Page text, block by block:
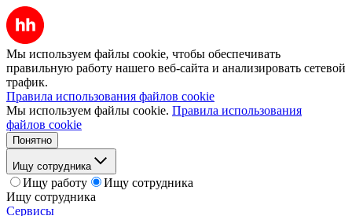
Мы используем файлы cookie, чтобы обеспечивать
правильную работу нашего веб-сайта и анализировать сетевой
трафик.
Правила использования файлов cookie
Мы используем файлы cookie. Правила использования
файлов cookie
Понятно
Ищу сотрудника
Ищу работу
Ищу сотрудника
Ищу сотрудника
Сервисы